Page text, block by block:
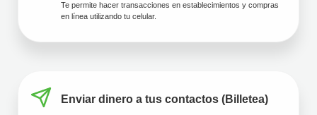
Te permite hacer transacciones en establecimientos y compras
en línea utilizando tu celular.
Enviar dinero a tus contactos (Billetea)